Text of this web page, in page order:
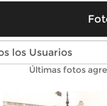
Fotos
Últimas fotos